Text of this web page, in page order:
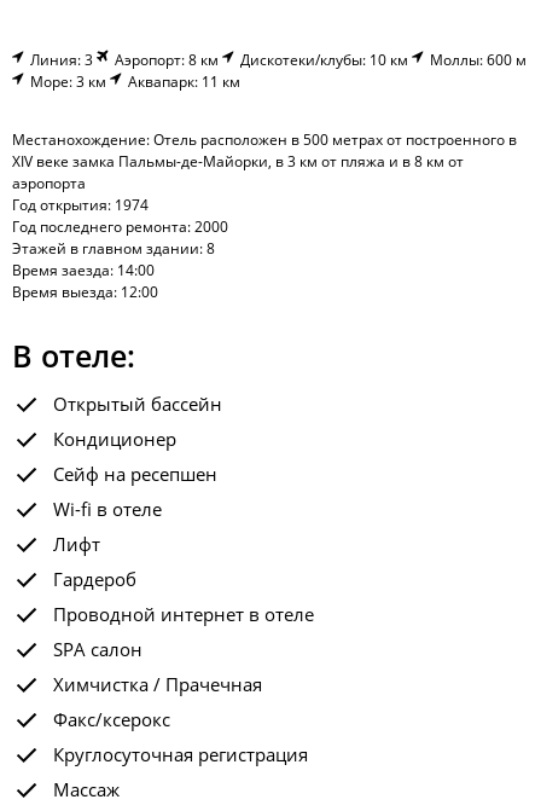
Линия: 3 Аэропорт: 8 км Дискотеки/клубы: 10 км
Моллы: 600 м
Море: 3 км
Аквапарк: 11 км
Местанохождение: Отель расположен в 500 метрах от построенного в
XIV веке замка Пальмы-де-Майорки, в 3 км от пляжа и в 8 км от
аэропорта
Год открытия: 1974
Год последнего ремонта: 2000
Этажей в главном здании: 8
Время заезда: 14:00
Время выезда: 12:00
В отеле:
Открытый бассейн
Кондиционер
Сейф на ресепшен
Wi-fi в отеле
Лифт
Гардероб
Проводной интернет в отеле
SPA салон
Химчистка / Прачечная
Факс/ксерокс
Круглосуточная регистрация
Массаж